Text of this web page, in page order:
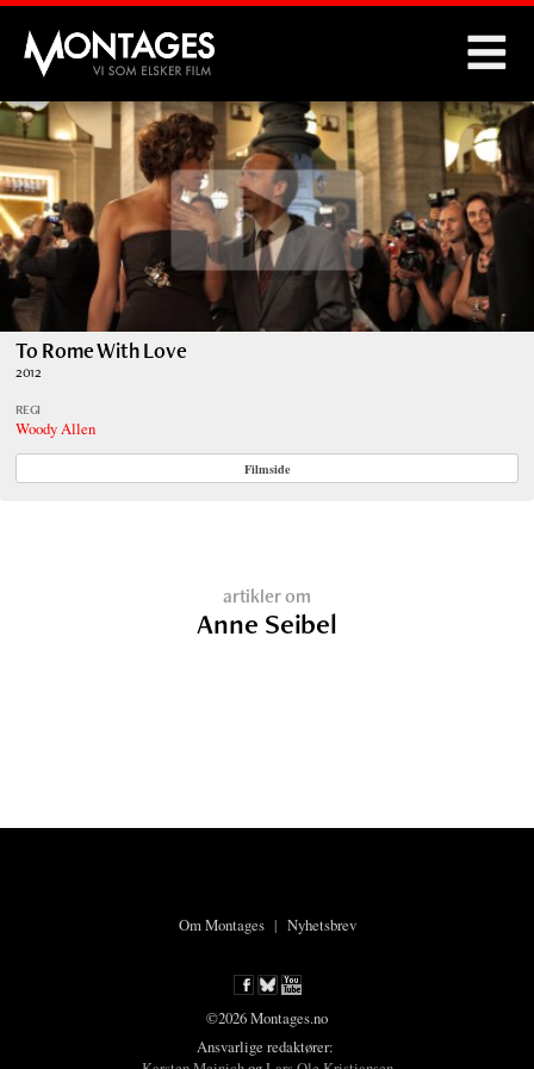
Montages
To Rome With Love
2012
REGI
Woody Allen
Filmside
artikler om
Anne Seibel
Om Montages| Nyhetsbrev
©2026 Montages.no
Ansvarlige redaktører: